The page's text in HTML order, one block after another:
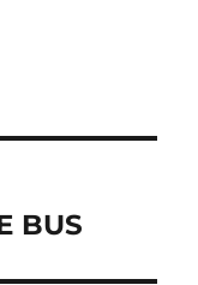
BUS